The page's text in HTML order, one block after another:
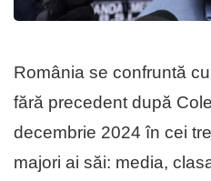
România se confruntă
fără precedent după
decembrie 2024 în cei
majori ai săi: media,